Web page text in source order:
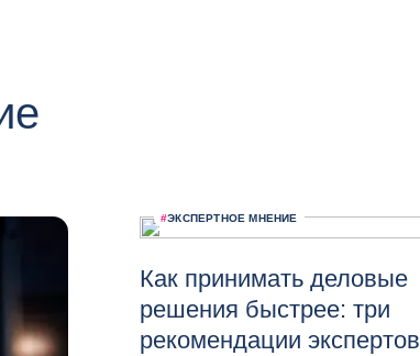
#ЭКСПЕРТНОЕ МНЕНИЕ
Как принимать деловые
решения быстрее: три
рекомендации экспертов